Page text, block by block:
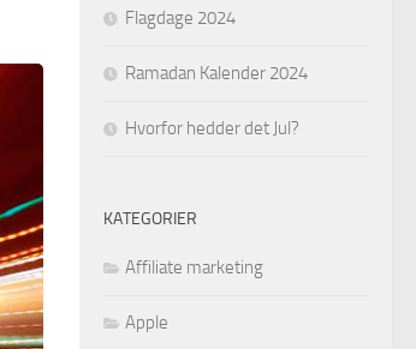
Flagdage 2024
Ramadan Kalender 2024
Hvorfor hedder det Jul?
KATEGORIER
Affiliate marketing
Apple